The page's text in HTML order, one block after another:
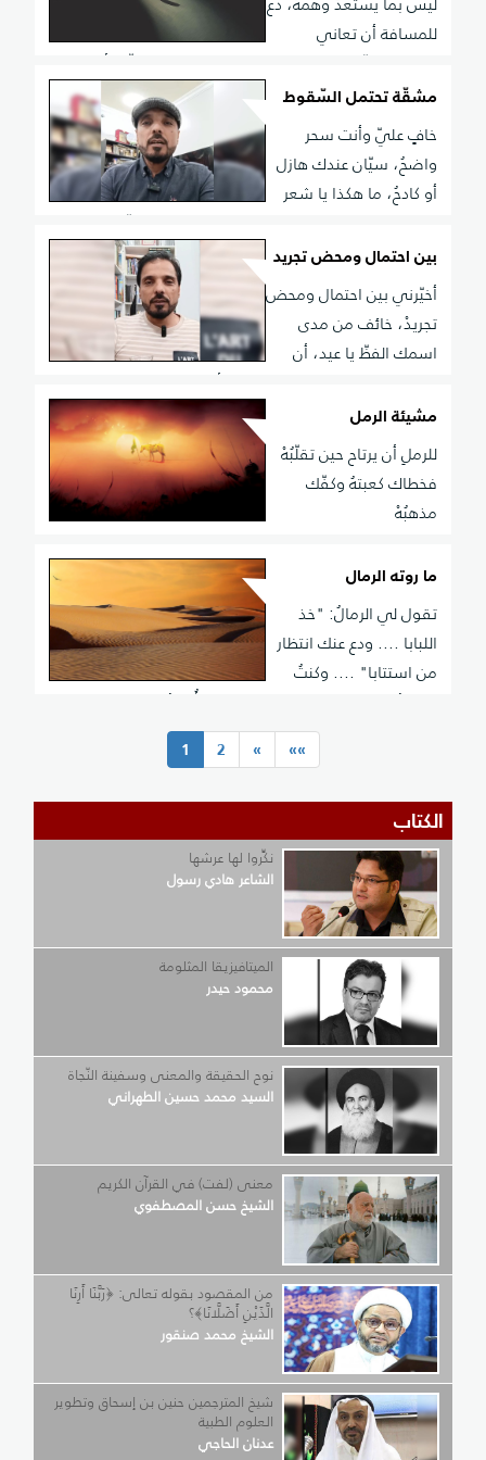
للمسافة أن تعاني
فالوقت خلّ الهوى وخصمه، الوقت ميزانه المعلّى أن يكسر
المعطيات لؤمه، تؤتيه منك ولا قرار يعود للتّضحيات حسمه
مشقّة تحتمل السّقوط
خافٍ عليّ وأنت سحر
واضحُ، سيّان عندك هازل
أو كادحُ، ما هكذا يا شعر
نطرق بعضنا، بين اليباب المشتهى ونفاتح، متمنّعًا يبدو إذا
خاب الطّريق، وظنّ أنّك مترف متسامح، ويزول همّك كلّما
سقط الحضور، وضجّ في المسرى الغياب النّاجح
بين احتمال ومحض تجريد
أخيّرني بين احتمال ومحض
تجريدْ، خائف من مدى
اسمك الفظّ يا عيد، أن
يعرّي مشاعري دون تمهيد، خائف أن يزيحني الحسّ سهوًا،
عن محاكاته إلى محض تجريد
مشيئة الرمل
للرملِ أن يرتاح حين تقلّبُهْ
فخطاك كعبتهُ وكفّك
مذهبُهْ
ما روته الرمال
تقول لي الرمالُ: "خذ
اللبابا .... ودع عنك انتظار
من استتابا" .... وكنتُ
سئمتُ من نفسي وشعري .... ومن أُذنٍ تُسيل لي اللعابا
1 2 » »»
الكتاب
نكِّروا لها عرشها
الشاعر هادي رسول
الميتافيزيقا المثلومة
محمود حيدر
نوح الحقيقة والمعنى وسفينة النّجاة
السيد محمد حسين الطهراني
معنى (لفت) في القرآن الكريم
الشيخ حسن المصطفوي
من المقصود بقوله تعالى: ﴿رَبَّنَا أَرِنَا
الَّذَيْنِ أَضَلَّانَا﴾؟
الشيخ محمد صنقور
شيخ المترجمين حنين بن إسحاق وتطوير
العلوم الطبية
عدنان الحاجي